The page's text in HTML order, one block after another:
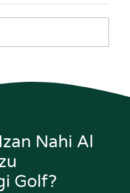
Nahi Al
Golf?